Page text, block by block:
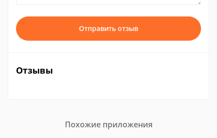
Отправить отзыв
Отзывы
Похожие приложения